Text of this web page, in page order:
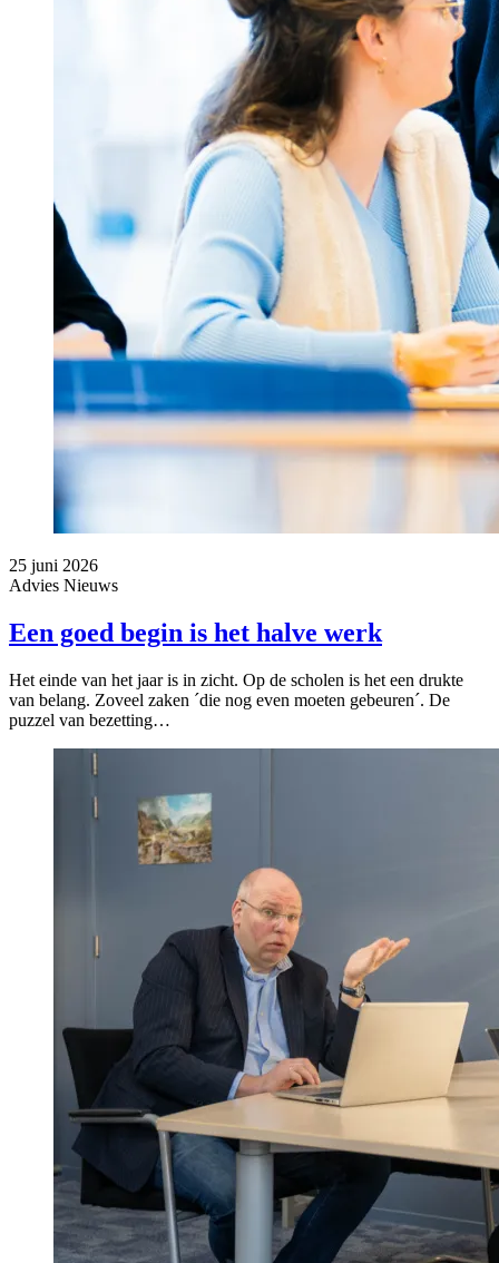
25 juni 2026
Advies Nieuws
Een goed begin is het halve werk
Het einde van het jaar is in zicht. Op de scholen is het een drukte
van belang. Zoveel zaken ´die nog even moeten gebeuren´. De
puzzel van bezetting…